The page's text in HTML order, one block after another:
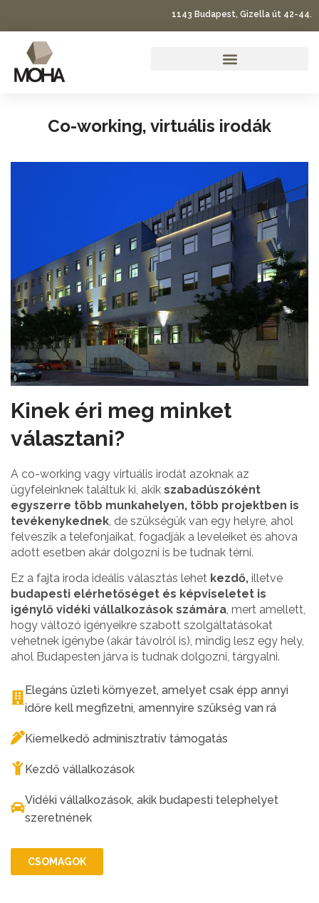
1143 Budapest, Gizella út 42-44.
Co-working, virtuális irodák
Kinek éri meg minket
választani?
A co-working vagy virtuális irodát azoknak az
ügyfeleinknek találtuk ki, akik szabadúszóként
egyszerre több munkahelyen, több projektben is
tevékenykednek , de szükségük van egy helyre, ahol
felveszik a telefonjaikat, fogadják a leveleiket és ahova
adott esetben akár dolgozni is be tudnak térni.
Ez a fajta iroda ideális választás lehet kezdő, illetve
budapesti elérhetőséget és képviseletet is
igénylő vidéki vállalkozások számára, mert amellett,
hogy változó igényeikre szabott szolgáltatásokat
vehetnek igénybe (akár távolról is), mindig lesz egy hely,
ahol Budapesten járva is tudnak dolgozni, tárgyalni.
Elegáns üzleti környezet, amelyet csak épp annyi
időre kell megfizetni, amennyire szükség van rá
Kiemelkedő adminisztratív támogatás
Kezdő vállalkozások
Vidéki vállalkozások, akik budapesti telephelyet
szeretnének
CSOMAGOK